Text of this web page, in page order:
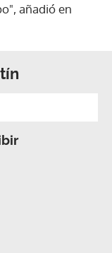
añadió en